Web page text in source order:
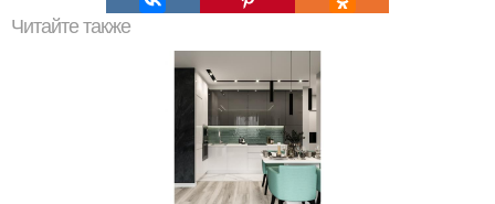
Читайте также